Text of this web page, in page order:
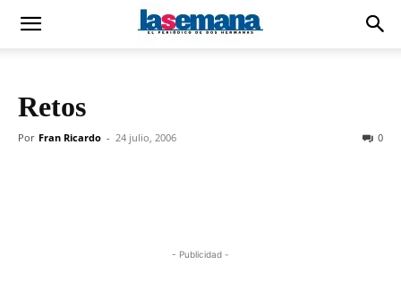
Retos
Por Fran Ricardo - 24 julio, 2006 0
- Publicidad -